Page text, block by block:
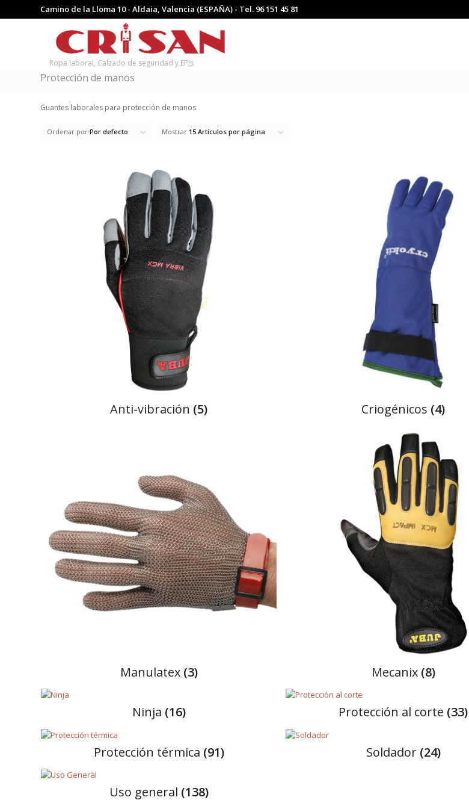
Camino de la Lloma 10 - Aldaia, Valencia (ESPAÑA) - Tel. 96 151 45 81
Ropa laboral, Calzado de seguridad y EPIs
Protección de manos
Guantes laborales para protección de manos
Ordenar por Por defecto Mostrar 15 Artículos por página
anti-vibración (5) criogénicos (4)
manulatex (3) mecanix (8)
ninja (16) protección al corte (33)
protección térmica (91) soldador (24)
uso general (138)